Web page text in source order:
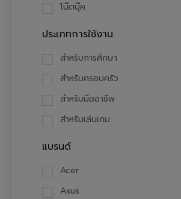
โน๊ตบุ๊ค
ประเภทการใช้งาน
สำหรับการศึกษา
สำหรับครอบครัว
สำหรับมืออาชีพ
สำหรับเล่นเกม
แบรนด์
Acer
Asus